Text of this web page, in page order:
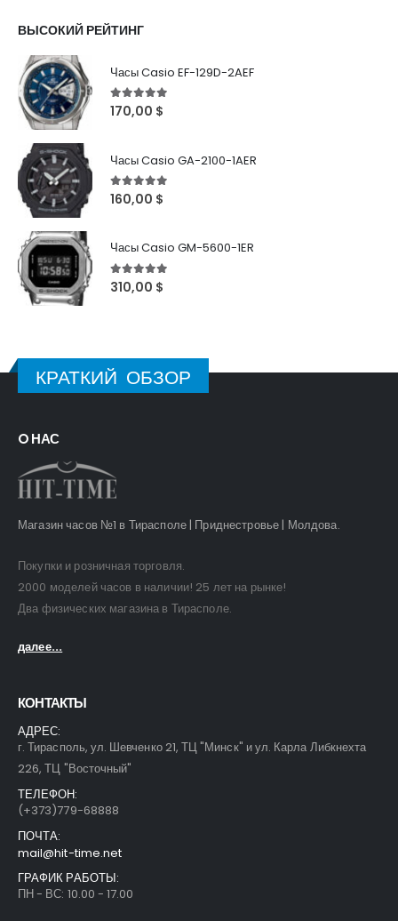
ВЫСОКИЙ РЕЙТИНГ
Часы Casio EF-129D-2AEF
5out of 5
170,00 $
Часы Casio GA-2100-1AER
5out of 5
160,00 $
Часы Casio GM-5600-1ER
5out of 5
310,00 $
КРАТКИЙ ОБЗОР
O НАС
Магазин часов №1 в Тирасполе | Приднестровье | Молдова.
Покупки и розничная торговля.
2000 моделей часов в наличии! 25 лет на рынке!
Два физических магазина в Тирасполе.
далее...
КОНТАКТЫ
АДРЕС:
г. Тирасполь, ул. Шевченко 21, ТЦ "Минск" и ул. Карла Либкнехта
226, ТЦ "Восточный"
ТЕЛЕФОН:
(+373)779-68888
ПОЧТА:
mail@hit-time.net
ГРАФИК РАБОТЫ:
ПН - ВС: 10.00 - 17.00